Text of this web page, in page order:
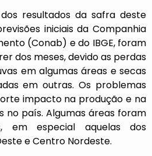
resultados da safra deste
iniciais da Companhia
(Conab) e do IBGE, foram
dos meses, devido as perdas
em algumas áreas e secas
em outras. Os problemas
impacto na produção e na
no país. Algumas áreas foram
em especial aquelas dos
e Centro Nordeste.